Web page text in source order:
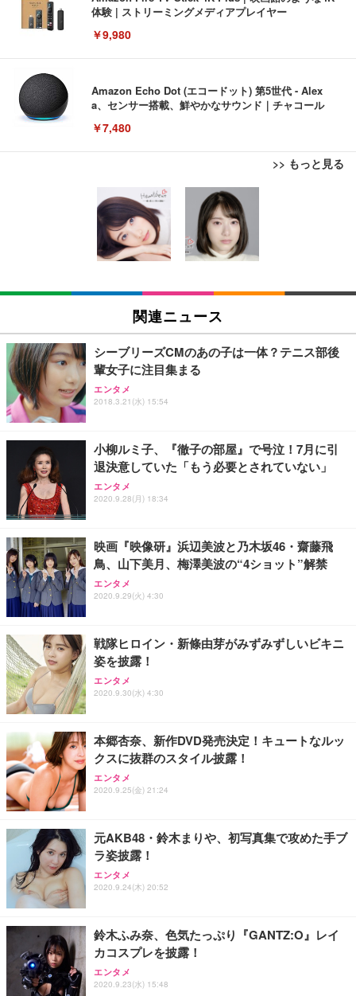
体験 | ストリーミングメディアプレイヤー
￥9,980
Amazon Echo Dot (エコードット) 第5世代 - Alex
a、センサー搭載、鮮やかなサウンド｜チャコール
￥7,480
>> もっと見る
[EdoErgo] オフィスチェア 椅子 テレワーク 疲れな
い 跳ね上げ式アームレスト コンパクト 約105度ロッ
キング pc 事務椅子 360度回転 座面昇降 強化ナイロ
ン樹脂ベース 通気性メッシュ 在宅ワーク H-WY01
(黒網+黒枠+黒足)
￥5,699
SIHOO B100 オフィスチェア／デスクチェア メッシ
ュチェア 人間工学 疲れない ブラック
￥27,999
Sezlife オフィスチェア デスクチェア 疲れない テレ
ワーク チェア 強化バックレスト 30度ロッキング機
能 人間工学 椅子 腰サポート 90度跳ね上げ式アーム
ョン PCチェア 通気性メッシュ ゲーミング/勉強/事
務用 おしゃれ パソコンチェア (ブラック)
Sezlife オフィスチェア デスクチェア 疲れない テレ
ワーク チェア 強化バックレスト 30度ロッキング機
能 人間工学 椅子 腰サポート 90度跳ね上げ式アーム
務用 おしゃれ パソコンチェア (ホワイト)
ANDWINT オフィスチェア デスクチェア 肘なし メ
ッシュ 通気性 ランバーサポート付き 腰サポート ガ
ス圧無段階昇降 360度回転 キャスター付き コンパク
EIZO ビジネス向けプレミアムモニター | FlexScan
EV3240X-WT | 31.5型4K UHD・USB Type-C・ホワ
イト
￥105,595
EIZO ビジネス向けプレミアムモニター | FlexScan
￥109,572
【純正品】27"ゲーミングモニター DualSense 充電
フック付き（CFI-ZDM1J）
【整備済み品】Dell E2724HS 27インチ 液晶モニタ
ー フルHD（1920×1080）VA 非光沢 HDMI/DisplayP
ort/VGA スピーカー内蔵 高さ調整 スイベル VESA対
【MiniLED/24.5inch/280Hz/FHD】GRAPHT THE S
HOOTER Gaming Monitor 24” Essential ゲーミン
グモニター QD 24.5インチ 1ms FHD 量子ドット 残
Amazonベーシック ペットシーツ 薄型 レギュラー 1
回使い捨て 無香料 ホワイト 300枚
￥3,373
Amazonベーシック ペットシーツ 厚型 ワイド 42枚
x2袋(84枚) ホワイト(吸収面:ライトブルー)
￥3,234
ネオ・ルーライフ ネオ・オムツ L 中型犬用 26枚入
り 単品
Smart Basic(スマートベーシック) 【Amazon.co.jp
限定】 Smart Basic アイリスオーヤマ ペットシーツ
超厚型 お徳用 ワイド 100枚入 (x 1) (ケース販売)
アイリスオーヤマ ペットシーツ 超厚型 お徳用 レギ
ュラー 200枚入【Amazon.co.jp限定】
関連ニュース
シーブリーズCMのあの子は一体？テニス部後
輩女子に注目集まる
エンタメ
2018.3.21(水) 15:54
小柳ルミ子、『徹子の部屋』で号泣！7月に引
退決意していた「もう必要とされていない」
エンタメ
2020.9.28(月) 18:34
映画『映像研』浜辺美波と乃木坂46・齋藤飛
鳥、山下美月、梅澤美波の“4ショット”解禁
エンタメ
2020.9.29(火) 4:30
戦隊ヒロイン・新條由芽がみずみずしいビキニ
姿を披露！
エンタメ
2020.9.30(水) 4:30
本郷杏奈、新作DVD発売決定！キュートなルッ
クスに抜群のスタイル披露！
エンタメ
2020.9.25(金) 21:24
元AKB48・鈴木まりや、初写真集で攻めた手ブ
ラ姿披露！
エンタメ
2020.9.24(木) 20:52
鈴木ふみ奈、色気たっぷり『GANTZ:O』レイ
カコスプレを披露！
エンタメ
2020.9.23(水) 15:48